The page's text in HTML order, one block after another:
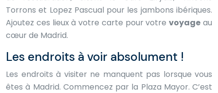
Torrons et Lopez Pascual pour les jambons ibériques.
Ajoutez ces lieux à votre carte pour votrevoyage au
cœur de Madrid.
Les endroits à voir absolument !
Les endroits à visiter ne manquent pas lorsque vous
êtes à Madrid. Commencez par la Plaza Mayor. C’est